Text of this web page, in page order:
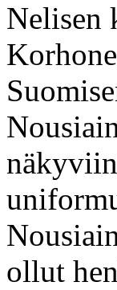
Nelisen
ollut